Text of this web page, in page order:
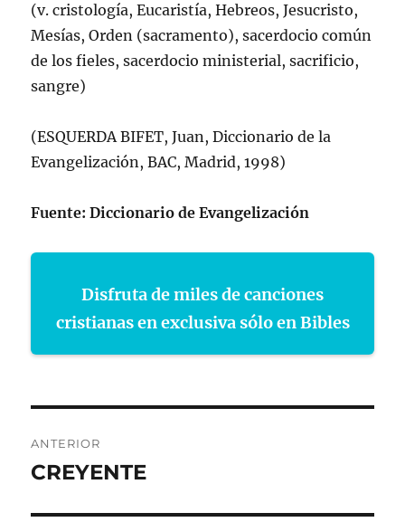
(v. cristologí­a, Eucaristí­a, Hebreos, Jesucristo,
Mesí­as, Orden (sacramento), sacerdocio común
de los fieles, sacerdocio ministerial, sacrificio,
sangre)
(ESQUERDA BIFET, Juan, Diccionario de la
Evangelización, BAC, Madrid, 1998)
Fuente: Diccionario de Evangelización
Disfruta de miles de canciones
cristianas en exclusiva sólo en Bibles
de
ANTERIOR
Entrada
CREYENTE